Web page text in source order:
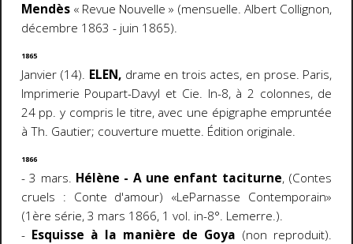
Mendès « Revue Nouvelle » (mensuelle. Albert Collignon,
décembre 1863 - juin 1865).
1865
Janvier (14). ELEN, drame en trois actes, en prose. Paris,
Imprimerie Poupart-Davyl et Cie. In-8, à 2 colonnes, de
24 pp. y compris le titre, avec une épigraphe empruntée
à Th. Gautier; couverture muette. Édition originale.
1866
- 3 mars. Hélène - A une enfant taciturne, (Contes
cruels : Conte d'amour) «LeParnasse Contemporain»
(1ère série, 3 mars 1866, 1 vol. in-8°. Lemerre.).
- Esquisse à la manière de Goya (non reproduit).